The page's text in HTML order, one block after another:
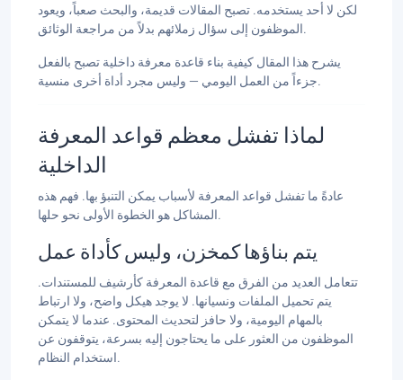
لكن لا أحد يستخدمه. تصبح المقالات قديمة، والبحث صعباً، ويعود
الموظفون إلى سؤال زملائهم بدلاً من مراجعة الوثائق.
يشرح هذا المقال كيفية بناء قاعدة معرفة داخلية تصبح بالفعل
جزءاً من العمل اليومي — وليس مجرد أداة أخرى منسية.
لماذا تفشل معظم قواعد المعرفة
الداخلية
عادةً ما تفشل قواعد المعرفة لأسباب يمكن التنبؤ بها. فهم هذه
المشاكل هو الخطوة الأولى نحو حلها.
يتم بناؤها كمخزن، وليس كأداة عمل
تتعامل العديد من الفرق مع قاعدة المعرفة كأرشيف للمستندات.
يتم تحميل الملفات ونسيانها. لا يوجد هيكل واضح، ولا ارتباط
بالمهام اليومية، ولا حافز لتحديث المحتوى. عندما لا يتمكن
الموظفون من العثور على ما يحتاجون إليه بسرعة، يتوقفون عن
استخدام النظام.